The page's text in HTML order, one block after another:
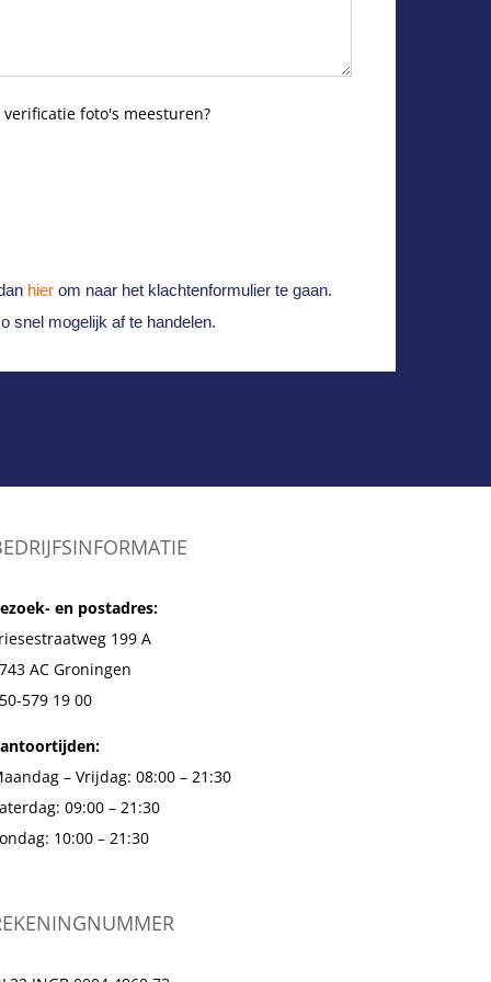
foto's meesturen?
hier om naar het klachtenformulier te gaan.
snel mogelijk af te handelen.
en postadres:
199 A
AC Groningen
579 19 00
– Vrijdag: 08:00 – 21:30
09:00 – 21:30
10:00 – 21:30